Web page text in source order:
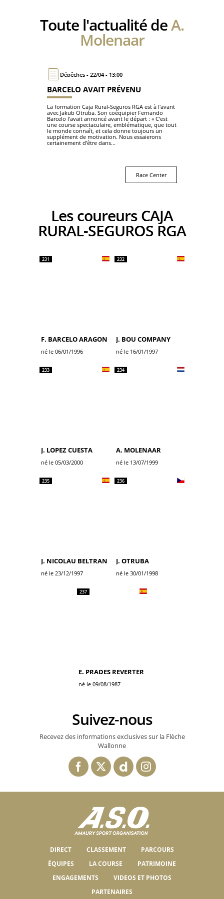
Toute l'actualité deA.
Molenaar
Dépêches - 22/04 - 13:00
BARCELO AVAIT PRÉVENU
La formation Caja Rural-Seguros RGA est à l'avant
avec Jakub Otruba. Son coéquipier Fernando
Barcelo l'avait annoncé avant le départ : « C’est
une course spectaculaire, emblématique, que tout
le monde connaît, et cela donne toujours un
supplément de motivation. Nous essaierons
certainement d’être dans...
Race Center
Les coureurs CAJA
RURAL-SEGUROS RGA
231
F. BARCELO ARAGON
né le 06/01/1996
232
J. BOU COMPANY
né le 16/01/1997
233
J. LOPEZ CUESTA
né le 05/03/2000
234
A. MOLENAAR
né le 13/07/1999
235
J. NICOLAU BELTRAN
né le 23/12/1997
236
J. OTRUBA
né le 30/01/1998
237
E. PRADES REVERTER
né le 09/08/1987
Suivez-nous
Recevez des informations exclusives sur la Flèche
Wallonne
DIRECT CLASSEMENT
PARCOURS
ÉQUIPES
LA COURSE
PATRIMOINE
ENGAGEMENTS
VIDEOS ET PHOTOS
PARTENAIRES